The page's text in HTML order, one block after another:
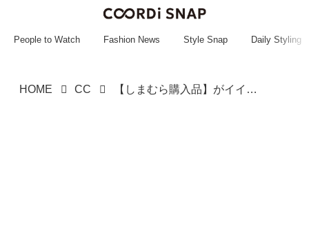
~~~~~~~~~~~
People to Watch Fashion News Style Snap Daily Styling
HOME CC 【しまむら購入品】がイイ感じ！ 子どもの行事やオフィスコーデに◎「高見えアイテム」